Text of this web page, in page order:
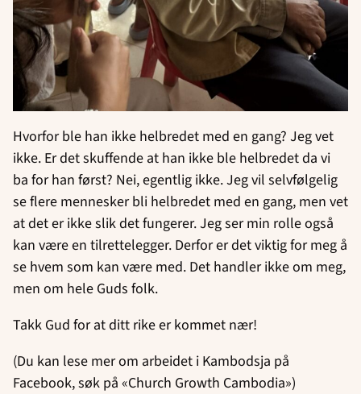
Hvorfor ble han ikke helbredet med en gang? Jeg vet
ikke. Er det skuffende at han ikke ble helbredet da vi
ba for han først? Nei, egentlig ikke. Jeg vil selvfølgelig
se flere mennesker bli helbredet med en gang, men vet
at det er ikke slik det fungerer. Jeg ser min rolle også
kan være en tilrettelegger. Derfor er det viktig for meg å
se hvem som kan være med. Det handler ikke om meg,
men om hele Guds folk.
Takk Gud for at ditt rike er kommet nær!
(Du kan lese mer om arbeidet i Kambodsja på
Facebook, søk på «Church Growth Cambodia»)